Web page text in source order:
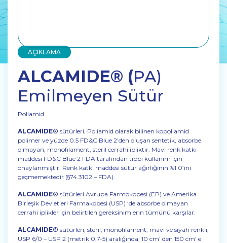
AÇIKLAMA
ALCAMIDE® (PA)
Emilmeyen Sütür
Poliamid
ALCAMIDE® sütürleri, Poliamid olarak bilinen kopoliamid
polimer ve yüzde 0.5 FD&C Blue 2’den oluşan sentetik, absorbe
olmayan, monofilament, steril cerrahi ipliktir. Mavi renk katkı
maddesi FD&C Blue 2 FDA tarafından tıbbi kullanım için
onaylanmıştır. Renk katkı maddesi sütür ağırlığının %1.0’ini
geçmemektedir (§74.3102 – FDA).
ALCAMIDE® sütürleri Avrupa Farmokopesi (EP) ve Amerika
Birleşik Devletleri Farmakopesi (USP) ‘de absorbe olmayan
cerrahi iplikler için belirtilen gereksinimlerin tümünü karşılar.
ALCAMIDE® sütürleri, steril, monofilament, mavi ve siyah renkli,
USP 6/0 – USP 2 (metrik 0,7-5) aralığında, 10 cm’ den 150 cm’ e